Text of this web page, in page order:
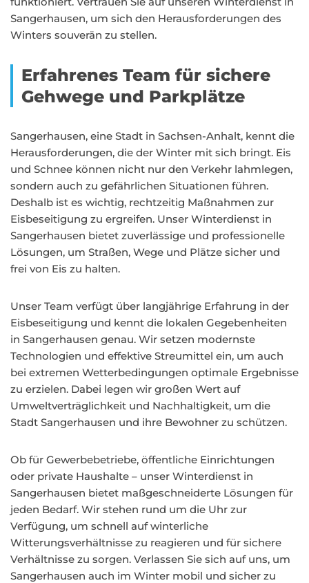
Sangerhausen, um sich den Herausforderungen des
Winters souverän zu stellen.
Erfahrenes Team für sichere
Gehwege und Parkplätze
Sangerhausen, eine Stadt in Sachsen-Anhalt, kennt die
Herausforderungen, die der Winter mit sich bringt. Eis
und Schnee können nicht nur den Verkehr lahmlegen,
sondern auch zu gefährlichen Situationen führen.
Deshalb ist es wichtig, rechtzeitig Maßnahmen zur
Eisbeseitigung zu ergreifen. Unser Winterdienst in
Sangerhausen bietet zuverlässige und professionelle
Lösungen, um Straßen, Wege und Plätze sicher und
frei von Eis zu halten.
Unser Team verfügt über langjährige Erfahrung in der
Eisbeseitigung und kennt die lokalen Gegebenheiten
in Sangerhausen genau. Wir setzen modernste
Technologien und effektive Streumittel ein, um auch
bei extremen Wetterbedingungen optimale Ergebnisse
zu erzielen. Dabei legen wir großen Wert auf
Umweltverträglichkeit und Nachhaltigkeit, um die
Stadt Sangerhausen und ihre Bewohner zu schützen.
Ob für Gewerbebetriebe, öffentliche Einrichtungen
oder private Haushalte – unser Winterdienst in
Sangerhausen bietet maßgeschneiderte Lösungen für
jeden Bedarf. Wir stehen rund um die Uhr zur
Verfügung, um schnell auf winterliche
Witterungsverhältnisse zu reagieren und für sichere
Verhältnisse zu sorgen. Verlassen Sie sich auf uns, um
Sangerhausen auch im Winter mobil und sicher zu